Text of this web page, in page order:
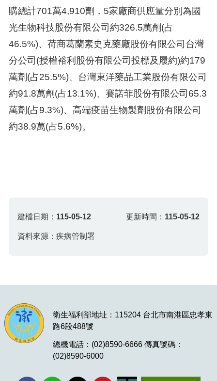
購總計701萬4,910劑，5家廠商供應量分別為國
光生物科技股份有限公司約326.5萬劑(占
46.5%)、荷商葛蘭素史克藥廠股份有限公司台灣
分公司(授權裕利股份有限公司投標及履約)約179
萬劑(占25.5%)、台灣東洋藥品工業股份有限公司
約91.8萬劑(占13.1%)、賽諾菲股份有限公司65.3
萬劑(占9.3%)、高端疫苗生物製劑股份有限公司
約38.9萬(占5.6%)。
建檔日期： 115-05-12 更新時間： 115-05-12
資料來源：疾病管制署
衛生福利部地址：115204 台北市南港區忠孝東
路6段488號
總機電話：(02)8590-6666 傳真號碼：
(02)8590-6000